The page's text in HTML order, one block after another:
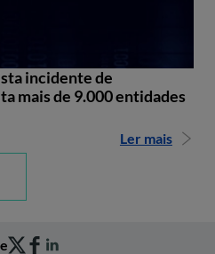
incidente de
mais de 9.000 entidades
Ler mais